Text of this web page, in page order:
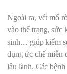
Ngoài ra, vết mổ
vào thể trạng, sức
sinh… giúp kiểm
dụng ức chế miễn
lâu lành. Các